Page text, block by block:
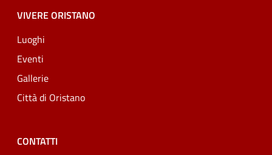
VIVERE ORISTANO
Luoghi
Eventi
Gallerie
Città di Oristano
CONTATTI